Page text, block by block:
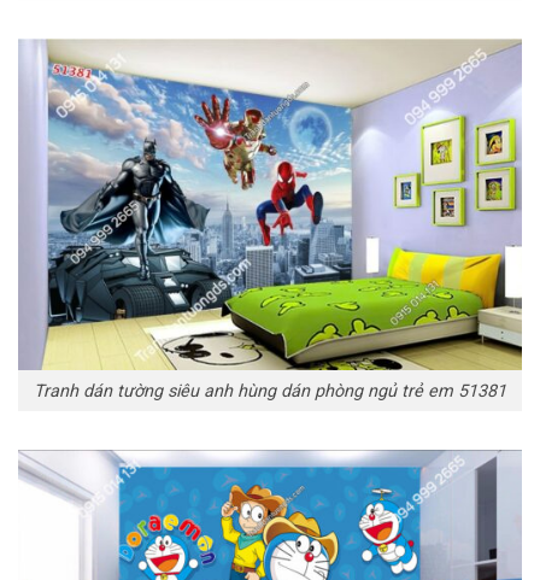
Tranh dán tường siêu anh hùng dán phòng ngủ trẻ em 51381